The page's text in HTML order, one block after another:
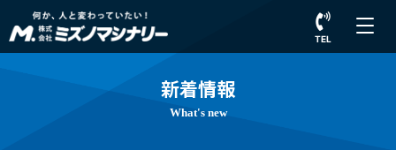
TEL
新着情報
What's new